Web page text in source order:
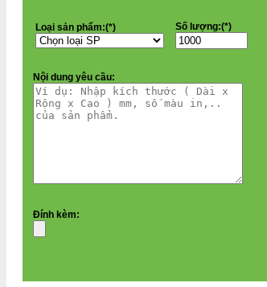
Loại sản phẩm:(*) Số lượng:(*)
Nội dung yêu cầu:
Đính kèm: